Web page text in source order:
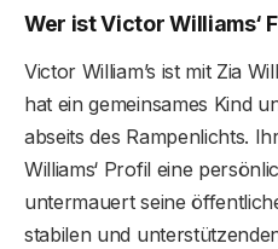
Wer ist Victor Williams‘
Victor William’s ist mit Zia
hat ein gemeinsames Kind
abseits des Rampenlichts.
Williams‘ Profil eine
untermauert seine
stabilen und